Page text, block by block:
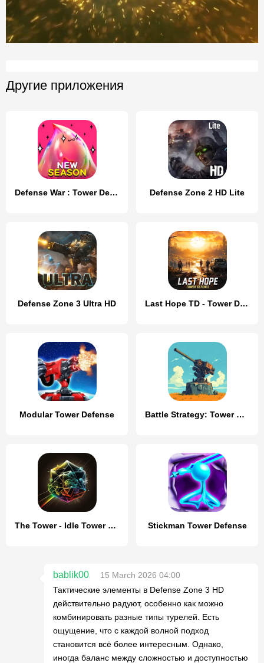
Другие приложения
Defense War : Tower Defense Defense Zone 2 HD Lite
Defense Zone 3 Ultra HD Last Hope TD - Tower Defense
Modular Tower Defense Battle Strategy: Tower Defense
The Tower - Idle Tower Defense Stickman Tower Defense
bablik00
15 March 2026 04:00
Тактические элементы в Defense Zone 3 HD
действительно радуют, особенно как можно
комбинировать разные типы турелей. Есть
ощущение, что с каждой волной подход
становится всё более интересным. Однако,
иногда баланс между сложностью и доступностью